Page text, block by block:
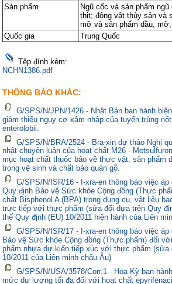
Sản phẩm
Ngũ cốc và sản phẩm
thịt; động vật thủy sản và
mỡ và sản phẩm dầu,
Quốc gia
Trung Quốc
Tệp đính kèm:
NCHN1386.pdf
THÔNG BÁO KHÁC:
G/SPS/N/JPN/1426 - Nhật Bản ban hành
giảm thiểu nguy cơ xâm nhập của tuyến trùng
enterolobii.
G/SPS/N/BRA/2524 - Bra-xin dự thảo Nghị
nhật chuyên luận của hoạt chất M26 -
mục hoạt chất thuốc bảo vệ thực vật, sản phẩm
trong vệ sinh và chất bảo quản gỗ.
G/SPS/N/ISR/16 - I-xra-en thông báo việc
Quy định Bảo vệ Sức khỏe Cộng đồng (Thực
chất Bisphenol A (BPA) trong dụng cụ, vật liệu
trực tiếp với thực phẩm (sửa đổi dựa trên Quy
thế Quy định (EU) 10/2011 hiện hành của Liên
G/SPS/N/ISR/17 - I-xra-en thông báo việc
Bảo vệ Sức khỏe Cộng đồng (Thực phẩm) đối
phẩm nhựa dự kiến tiếp xúc với thực phẩm (sửa
10/2011 của Liên minh châu Âu)
G/SPS/N/USA/3578/Corr.1 - Hoa Kỳ ban
mức dư lượng tối đa đối với hoạt chất